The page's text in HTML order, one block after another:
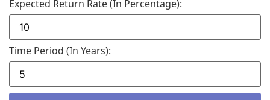
Expected Return Rate (in Percentage):
Time Period (in Years):